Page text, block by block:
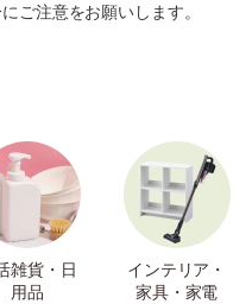
ご注意をお願いします。
雑貨・日
用品
インテリア・
家具・家電